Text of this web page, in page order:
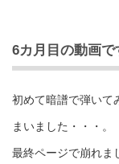
6カ月目の動画で
初めて暗譜で弾いて
まいました・・・。
最終ページで崩れ